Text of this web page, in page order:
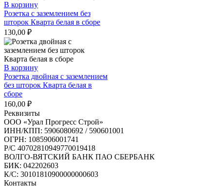
В корзину
Розетка с заземлением без
шторок Кварта белая в сборе
130,00 ₽
В корзину
Розетка двойная с заземлением
без шторок Кварта белая в
сборе
160,00 ₽
Реквизиты
ООО «Урал Прогресс Строй»
ИНН/КПП: 5906080692 / 590601001
ОГРН: 1085906001741
Р/C 40702810949770019418
ВОЛГО-ВЯТСКИЙ БАНК ПАО СБЕРБАНК
БИК: 042202603
К/С: 30101810900000000603
Контакты